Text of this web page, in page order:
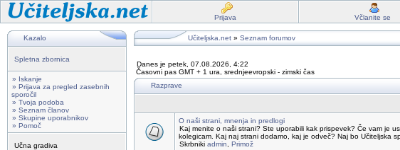
Prijava Včlanite se
Kazalo
Spletna zbornica
» Iskanje
» Prijava za pregled zasebnih
sporočil
» Tvoja podoba
» Seznam članov
» Skupine uporabnikov
» Pomoč
Učna gradiva
Učiteljska.net » Seznam forumov
Danes je petek, 07.08.2026, 4:22
Časovni pas GMT + 1 ura, srednjeevropski - zimski čas
Razprave
O naši strani, mnenja in predlogi
Kaj menite o naši strani? Ste uporabili kak prispevek? Če vam je
kolegicam. Kaj naj strani dodamo, kaj je odveč? Naj bo Učiteljska
Skrbniki admin Primož